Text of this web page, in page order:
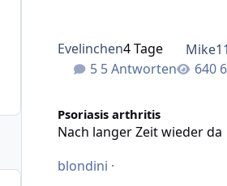
5 Antworten
Evelinchen4 Tage
Psoriasis arthritis
Nach langer Zeit wieder da
blondini ·